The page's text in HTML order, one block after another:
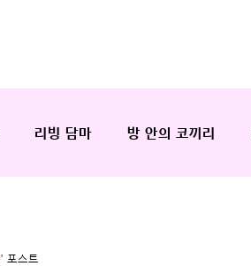
리빙 담마 방 안의 코끼리
’ 포스트